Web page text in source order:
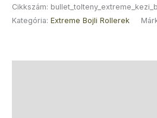
Cikkszám:
Kategória: Extreme Bojli Rollerek